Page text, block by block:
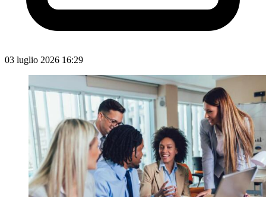
03 luglio 2026 16:29